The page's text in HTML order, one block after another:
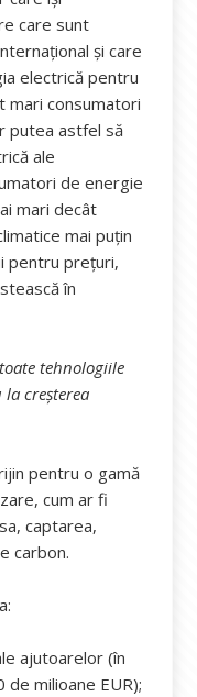
care sunt
și care
electrică pentru
mari consumatori
putea astfel să
ale
de energie
mari decât
mai puțin
pentru prețuri,
în
tehnologiile
creșterea
pentru o gamă
cum ar fi
captarea,
carbon.
ajutoarelor (în
de milioane EUR);